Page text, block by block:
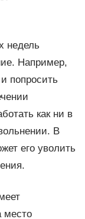
недель
Например,
попросить
как ни в
В
его уволить
место